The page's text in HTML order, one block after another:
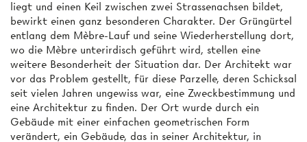
liegt und einen Keil zwischen zwei Strassenachsen bildet,
bewirkt einen ganz besonderen Charakter. Der Grüngürtel
entlang dem Mèbre-Lauf und seine Wiederherstellung dort,
wo die Mèbre unterirdisch geführt wird, stellen eine
weitere Besonderheit der Situation dar. Der Architekt war
vor das Problem gestellt, für diese Parzelle, deren Schicksal
seit vielen Jahren ungewiss war, eine Zweckbestimmung und
eine Architektur zu finden. Der Ort wurde durch ein
Gebäude mit einer einfachen geometrischen Form
verändert, ein Gebäude, das in seiner Architektur, in